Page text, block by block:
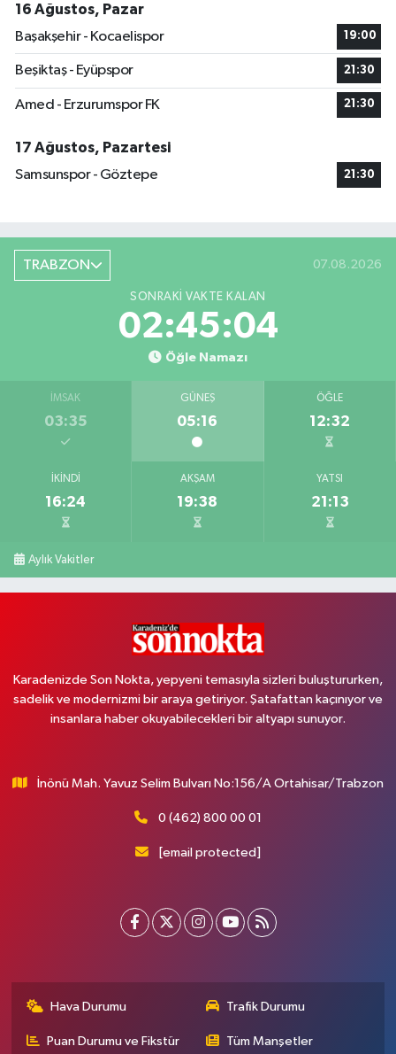
16 Ağustos, Pazar
Başakşehir - Kocaelispor
19:00
Beşiktaş - Eyüpspor 21:30
Amed - Erzurumspor FK 21:30
17 Ağustos, Pazartesi
Samsunspor - Göztepe
21:30
TRABZON 07.08.2026
SONRAKI VAKTE KALAN
02:45:03
Öğle Namazı
İMSAK
03:35
GÜNEŞ
05:16
ÖĞLE
12:32
İKINDI
16:24
AKŞAM
19:38
YATSI
21:13
Aylık Vakitler
Karadenizde Son Nokta, yepyeni temasıyla sizleri buluştururken,
sadelik ve modernizmi bir araya getiriyor. Şatafattan kaçınıyor ve
insanlara haber okuyabilecekleri bir altyapı sunuyor.
İnönü Mah. Yavuz Selim Bulvarı No:156/A Ortahisar/Trabzon
0 (462) 800 00 01
[email protected]
Hava Durumu Trafik Durumu
Puan Durumu ve Fikstür Tüm Manşetler